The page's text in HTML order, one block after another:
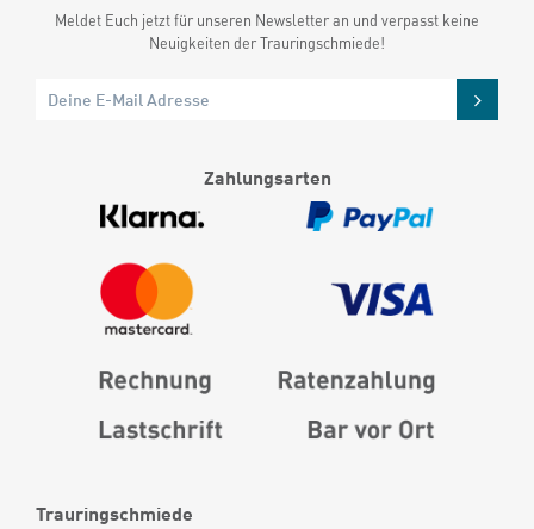
Trauringschmiede
Meldet Euch jetzt für unseren Newsletter an und verpasst keine
Neuigkeiten der Trauringschmiede!
Zahlungsarten